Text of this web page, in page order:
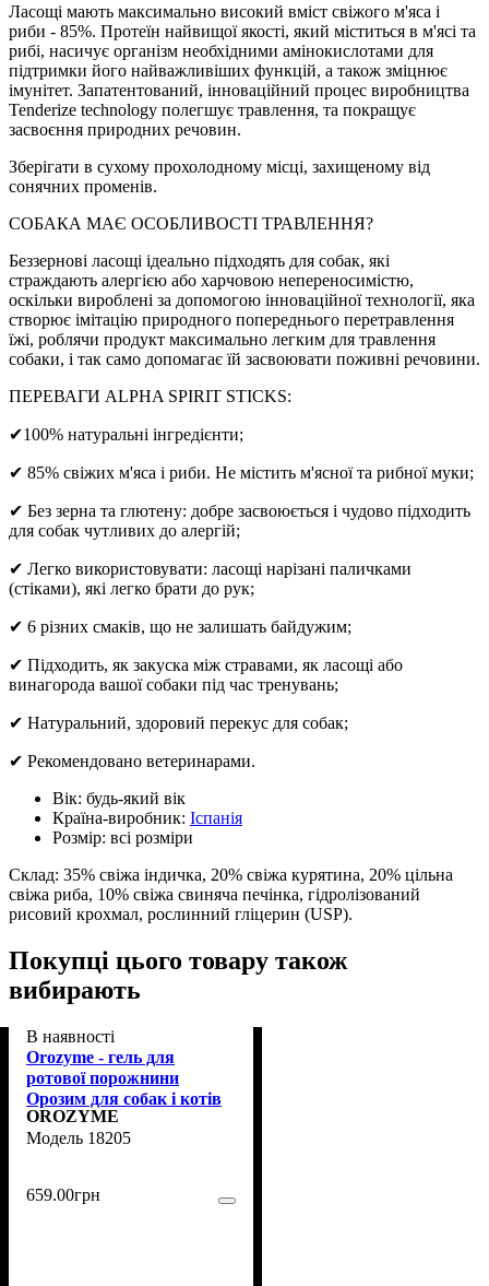
Ласощі мають максимально високий вміст свіжого м'яса і
риби - 85%. Протеїн найвищої якості, який міститься в м'ясі та
рибі, насичує організм необхідними амінокислотами для
підтримки його найважливіших функцій, а також зміцнює
імунітет. Запатентований, інноваційний процес виробництва
Tenderize technology полегшує травлення, та покращує
засвоєння природних речовин.
Зберігати в сухому прохолодному місці, захищеному від
сонячних променів.
СОБАКА МАЄ ОСОБЛИВОСТІ ТРАВЛЕННЯ?
Беззернові ласощі ідеально підходять для собак, які
страждають алергією або харчовою непереносимістю,
оскільки вироблені за допомогою інноваційної технології, яка
створює імітацію природного попереднього перетравлення
їжі, роблячи продукт максимально легким для травлення
собаки, і так само допомагає їй засвоювати поживні речовини.
ПЕРЕВАГИ ALPHA SPIRIT STICKS:
✔100% натуральні інгредієнти;
✔ 85% свіжих м'яса і риби. Не містить м'ясної та рибної муки;
✔ Без зерна та глютену: добре засвоюється і чудово підходить
для собак чутливих до алергій;
✔ Легко використовувати: ласощі нарізані паличками
(стіками), які легко брати до рук;
✔ 6 різних смаків, що не залишать байдужим;
✔ Підходить, як закуска між стравами, як ласощі або
винагорода вашої собаки під час тренувань;
✔ Натуральний, здоровий перекус для собак;
✔ Рекомендовано ветеринарами.
Вік: будь-який вік
Країна-виробник: Іспанія
Розмір: всі розміри
Склад: 35% свіжа індичка, 20% свіжа курятина, 20% цільна
свіжа риба, 10% свіжа свиняча печінка, гідролізований
рисовий крохмал, рослинний гліцерин (USP).
Покупці цього товару також
вибирають
В наявності
Orozyme - гель для
ротової порожнини
Орозим для собак і котів
70 мл (18205)
OROZYME
18205
659.00грн